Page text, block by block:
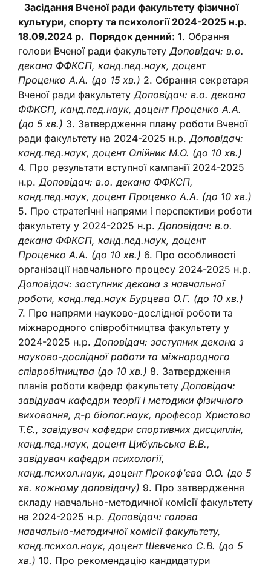
Засідання Вченої ради факультету фізичної
культури, спорту та психології 2024-2025 н.р.
18.09.2024 р. Порядок денний: 1. Обрання
голови Вченої ради факультету Доповідач: в.о.
декана ФФКСП, канд.пед.наук, доцент
Проценко А.А. (до 15 хв.) 2. Обрання секретаря
Вченої ради факультету Доповідач: в.о. декана
ФФКСП, канд.пед.наук, доцент Проценко А.А.
(до 5 хв.) 3. Затвердження плану роботи Вченої
ради факультету на 2024-2025 н.р. Доповідач:
канд.пед.наук, доцент Олійник М.О. (до 10 хв.)
4. Про результати вступної кампанії 2024-2025
н.р. Доповідач: в.о. декана ФФКСП,
канд.пед.наук, доцент Проценко А.А. (до 10 хв.)
5. Про стратегічні напрями і перспективи роботи
факультету у 2024-2025 н.р. Доповідач: в.о.
декана ФФКСП, канд.пед.наук, доцент
Проценко А.А. (до 10 хв.) 6. Про особливості
організації навчального процесу 2024-2025 н.р.
Доповідач: заступник декана з навчальної
роботи, канд.пед.наук Бурцева О.Г. (до 10 хв.)
7. Про напрями науково-дослідної роботи та
міжнародного співробітництва факультету у
2024-2025 н.р. Доповідач: заступник декана з
науково-дослідної роботи та міжнародного
співробітництва (до 10 хв.) 8. Затвердження
планів роботи кафедр факультету Доповідач:
завідувач кафедри теорії і методики фізичного
виховання, д-р біолог.наук, професор Христова
Т.Є., завідувач кафедри спортивних дисциплін,
канд.пед.наук, доцент Цибульська В.В.,
завідувач кафедри психології,
канд.психол.наук, доцент Прокоф’єва О.О. (до 5
хв. кожному доповідачу) 9. Про затвердження
складу навчально-методичної комісії факультету
на 2024-2025 н.р. Доповідач: голова
навчально-методичної комісії факультету,
канд.психол.наук, доцент Шевченко С.В. (до 5
хв.) 10. Про рекомендацію кандидатури